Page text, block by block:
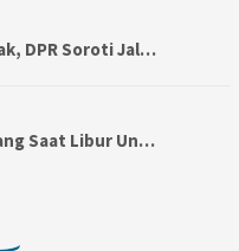
DPR Soroti Jal…
Saat Libur Un…